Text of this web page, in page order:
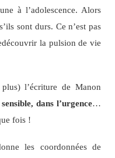
à l’adolescence. Alors
sont durs. Ce n’est pas
la pulsion de vie
l’écriture de Manon
dans l’urgence…
fois !
les coordonnées de